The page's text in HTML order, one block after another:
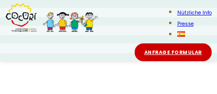
Nützliche Info
Presse
ANFRAGE FORMULAR